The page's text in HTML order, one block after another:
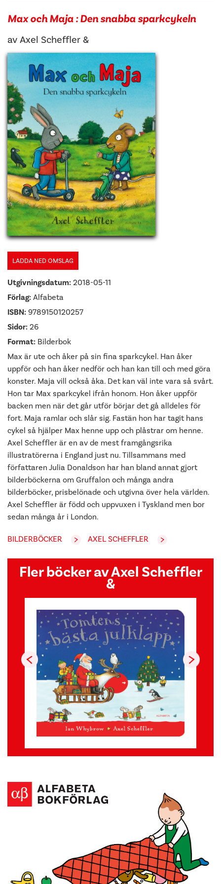
Max och Maja : Den snabba sparkcykeln
avAxel Scheffler &
LADDA NED OMSLAG
Utgivningsdatum: 2018-05-11
Förlag: Alfabeta
ISBN: 9789150120257
Sidor: 26
Format: Bilderbok
Max är ute och åker på sin fina sparkcykel. Han åker
uppför och han åker nedför och han kan till och med göra
konster. Maja vill också åka. Det kan väl inte vara så svårt.
Hon tar Max sparkcykel ifrån honom. Hon åker uppför
backen men när det går utför börjar det gå alldeles för
fort. Maja ramlar och slår sig. Fastän hon har tagit hans
cykel så hjälper Max henne upp och plåstrar om henne.
Axel Scheffler är en av de mest framgångsrika
illustratörerna i England just nu. Tillsammans med
författaren Julia Donaldson har han bland annat gjort
bilderböckerna om Gruffalon och många andra
bilderböcker, prisbelönade och utgivna över hela världen.
Axel Scheffler är född och uppvuxen i Tyskland men bor
sedan många år i London.
BILDERBÖCKER AXEL SCHEFFLER
Fler böcker av Axel Scheffler
&